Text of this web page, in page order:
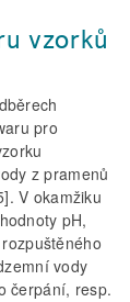
vzorků
pro
z pramenů
V okamžiku
pH,
vody
čerpání, resp.